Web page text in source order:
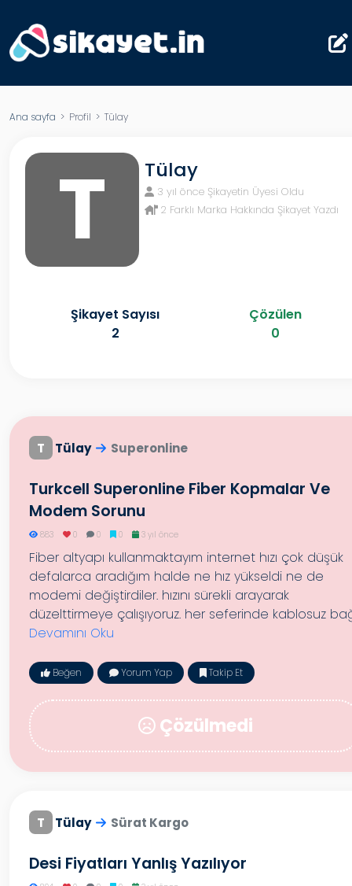
Ana sayfa > Profil > Tülay
T Tülay
3 yıl önce Şikayetin Üyesi Oldu
2 Farklı Marka Hakkında Şikayet Yazdı
Şikayet Sayısı
2
Çözülen
0
T Tülay Superonline
Turkcell Superonline Fiber Kopmalar Ve
Modem Sorunu
883 0 0 0 3 yıl önce
Fiber altyapı kullanmaktayım internet hızı çok düşük
defalarca aradığım halde ne hız yükseldi ne de
modemi değiştirdiler. hızını sürekli arayarak
düzelttirmeye çalışıyoruz. her seferinde kablosuz
Devamını Oku
Beğen Yorum Yap Takip Et
Çözülmedi
T Tülay Sürat Kargo
Desi Fiyatları Yanlış Yazılıyor